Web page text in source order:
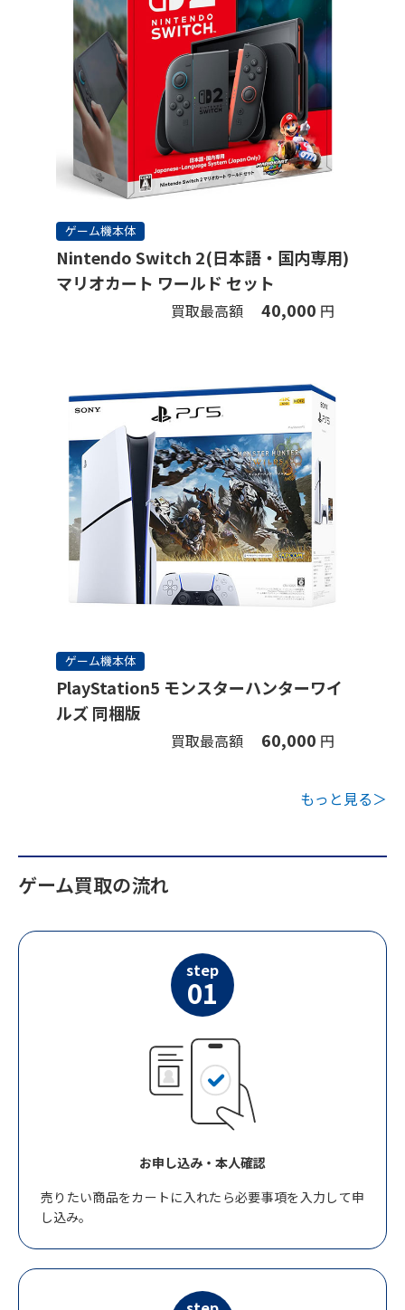
ゲーム機本体
Nintendo Switch 2(日本語・国内専用)
マリオカート ワールド セット
買取最高額 40,000 円
ゲーム機本体
PlayStation5 モンスターハンターワイ
ルズ 同梱版
買取最高額 60,000 円
もっと見る＞
ゲーム買取の流れ
step
01
お申し込み・本人確認
売りたい商品をカートに入れたら必要事項を入力して申
し込み。